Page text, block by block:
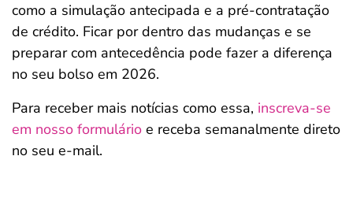
como a simulação antecipada e a pré-contratação
de crédito. Ficar por dentro das mudanças e se
preparar com antecedência pode fazer a diferença
no seu bolso em 2026.
Para receber mais notícias como essa, inscreva-se
em nosso formulário e receba semanalmente direto
no seu e-mail.